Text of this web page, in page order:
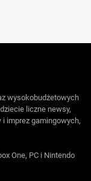
wysokobudżetowych
liczne newsy,
imprez gamingowych,
One, PC i Nintendo